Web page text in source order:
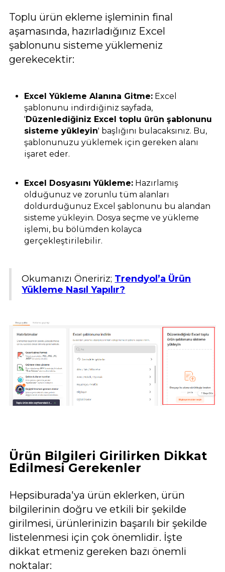
Toplu ürün ekleme işleminin final
aşamasında, hazırladığınız Excel
şablonunu sisteme yüklemeniz
gerekecektir:
Excel Yükleme Alanına Gitme: Excel
şablonunu indirdiğiniz sayfada,
'Düzenlediğiniz Excel toplu ürün şablonunu
sisteme yükleyin' başlığını bulacaksınız. Bu,
şablonunuzu yüklemek için gereken alanı
işaret eder.
Excel Dosyasını Yükleme: Hazırlamış
olduğunuz ve zorunlu tüm alanları
doldurduğunuz Excel şablonunu bu alandan
sisteme yükleyin. Dosya seçme ve yükleme
işlemi, bu bölümden kolayca
gerçekleştirilebilir.
Okumanızı Öneririz; Trendyol’a Ürün
Yükleme Nasıl Yapılır?
Ürün Bilgileri Girilirken Dikkat
Edilmesi Gerekenler
Hepsiburada'ya ürün eklerken, ürün
bilgilerinin doğru ve etkili bir şekilde
girilmesi, ürünlerinizin başarılı bir şekilde
listelenmesi için çok önemlidir. İşte
dikkat etmeniz gereken bazı önemli
noktalar: